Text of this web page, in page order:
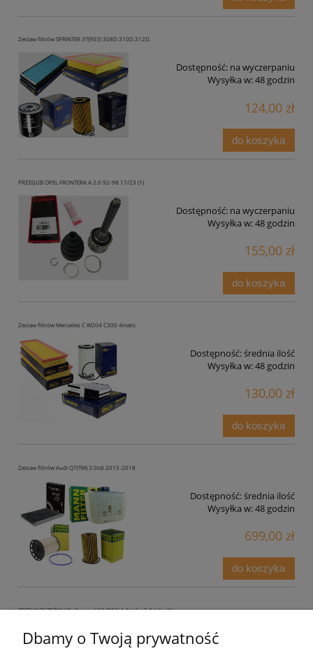
Zestaw filtrów SPRINTER 3T(903) 308D.310D.312D.
Dostępność: na wyczerpaniu
Wysyłka w:48 godzin
124,00 zł
do koszyka
PRZEGUB OPEL FRONTERA A 2.0 92-98 17/23 (1)
Dostępność: na wyczerpaniu
Wysyłka w:48 godzin
155,00 zł
do koszyka
Zestaw filtrów Mercedes C W204 C300 4matic
Dostępność:średnia ilość
Wysyłka w:48 godzin
130,00 zł
do koszyka
Zestaw filtrów Audi Q7(TM) 3.0tdi 2015-2018
Dostępność:średnia ilość
Wysyłka w:48 godzin
699,00 zł
do koszyka
ZESTAW FILTRÓW Alfa Romeo 159 (939) 1.9 jtdm 2.0 jtdm (1)
Dostępność:
Dbamy o Twoją prywatność